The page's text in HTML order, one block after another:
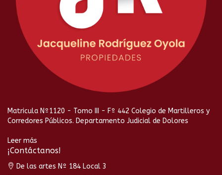
Matricula Nº1120 - Tomo III - Fº 442 Colegio de Martilleros y
Corredores Públicos. Departamento Judicial de Dolores
Leer más
¡Contáctanos!
De las artes Nº 184 Local 3